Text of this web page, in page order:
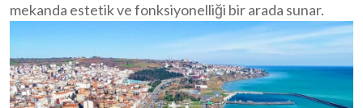
mekanda estetik ve fonksiyonelliği bir arada sunar.